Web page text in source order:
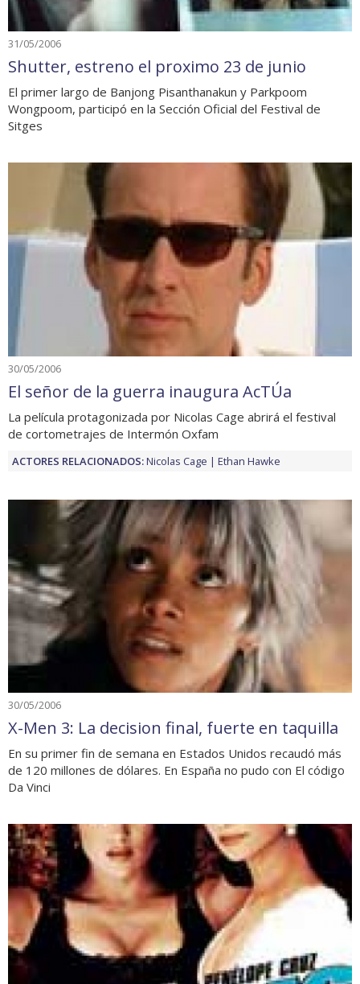
31/05/2006
Shutter, estreno el proximo 23 de junio
El primer largo de Banjong Pisanthanakun y Parkpoom
Wongpoom, participó en la Sección Oficial del Festival de
Sitges
30/05/2006
El señor de la guerra inaugura AcTÚa
La película protagonizada por Nicolas Cage abrirá el festival
de cortometrajes de Intermón Oxfam
ACTORES RELACIONADOS:Nicolas Cage Ethan Hawke
30/05/2006
X-Men 3: La decision final, fuerte en taquilla
En su primer fin de semana en Estados Unidos recaudó más
de 120 millones de dólares. En España no pudo con El código
Da Vinci